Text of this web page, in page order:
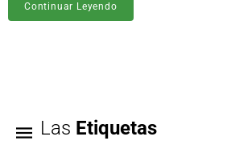
Continuar Leyendo
Las Etiquetas